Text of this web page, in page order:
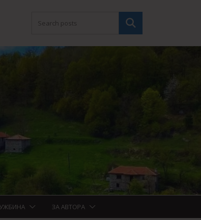
Търсене
ЗА АВТОРА